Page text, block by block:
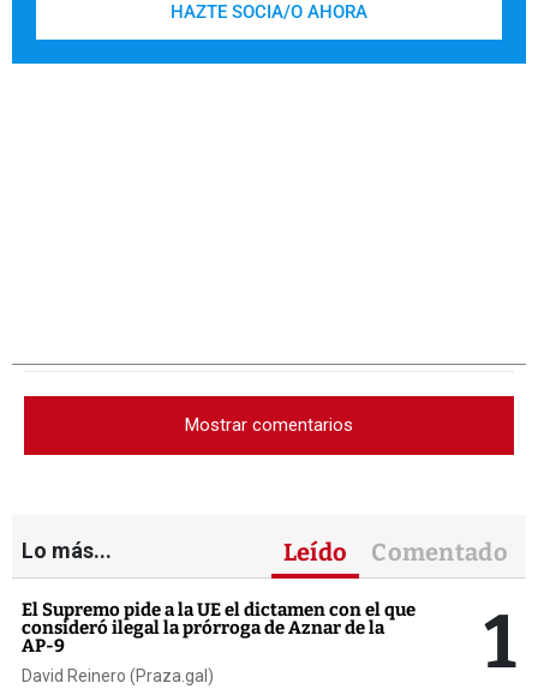
HAZTE SOCIA/O AHORA
Mostrar comentarios
Lo más... Leído Comentado
El Supremo pide a la UE el dictamen con el que
consideró ilegal la prórroga de Aznar de la
AP-9
David Reinero (Praza.gal) 1